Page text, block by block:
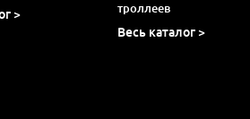
>
троллеев
Весь каталог >